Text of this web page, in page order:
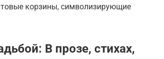
корзины, символизирующие
В прозе, стихах,